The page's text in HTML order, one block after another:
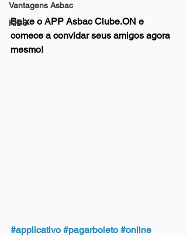
Vantagens Asbac
KIDS
Baixe o APP Asbac Clube.ON e
comece a convidar seus amigos agora
mesmo!
#applicativo #pagarboleto #online